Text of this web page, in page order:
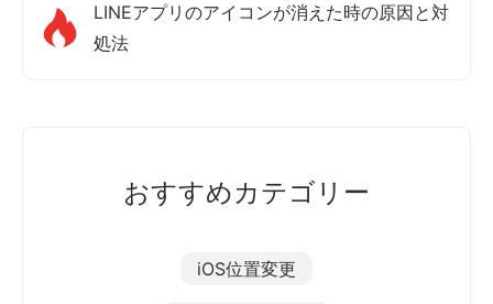
LINEアプリのアイコンが消えた時の原因と対
処法
おすすめカテゴリー
iOS位置変更